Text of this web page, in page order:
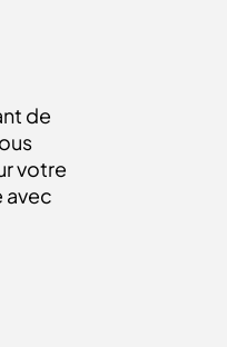
de
votre
avec